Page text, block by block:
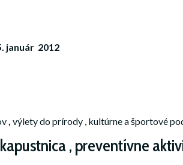
január 2012
výlety do prírody , kultúrne a športové
, preventívne